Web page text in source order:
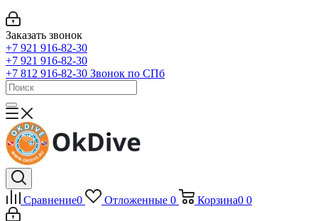
Заказать звонок
+7 921 916-82-30
+7 921 916-82-30
+7 812 916-82-30 Звонок по СПб
Сравнение0 Отложенные 0 Корзина0 0